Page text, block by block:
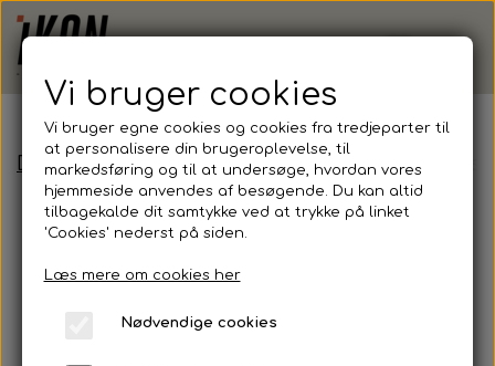
Demoshop - Efterskole Fruit of the Loom,
Vi bruger cookies
Vi bruger egne cookies og cookies fra tredjeparter til
at personalisere din brugeroplevelse, til
markedsføring og til at undersøge, hvordan vores
hjemmeside anvendes af besøgende. Du kan altid
tilbagekalde dit samtykke ved at trykke på linket
'Cookies' nederst på siden.
Læs mere om cookies her
Nødvendige cookies